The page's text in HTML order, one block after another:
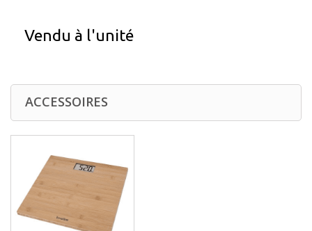
Vendu à l'unité
ACCESSOIRES